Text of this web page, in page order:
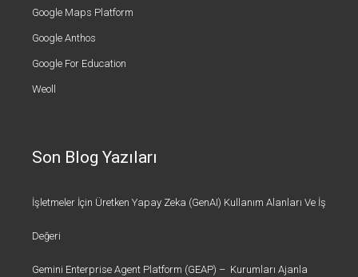
Google Maps Platform
Google Anthos
Google For Education
Weoll
Son Blog Yazıları
İşletmeler İçin Üretken Yapay Zeka (GenAI) Kullanım Alanları Ve İş
Değeri
Gemini Enterprise Agent Platform (GEAP) – Kurumları Ajanla